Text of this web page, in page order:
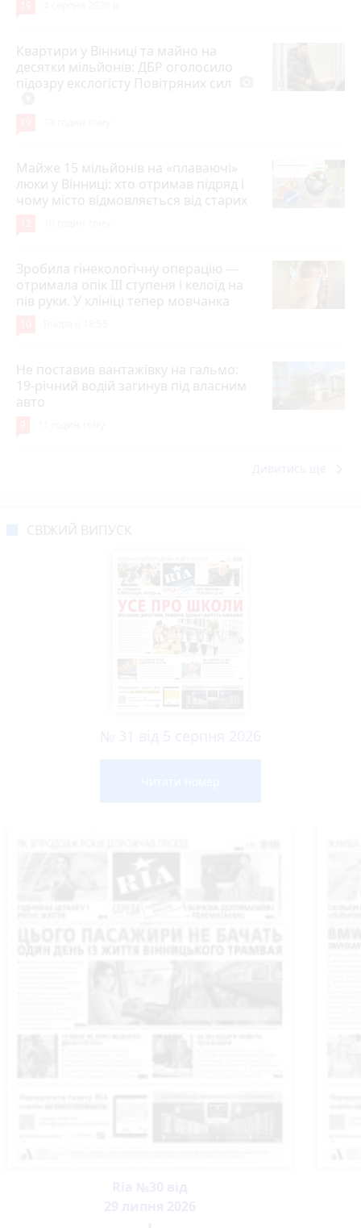
Квартири у Вінниці та майно на
десятки мільйонів: ДБР оголосило
підозру екслогісту Повітряних сил
Майже 15 мільйонів на «плаваючі»
люки у Вінниці: хто отримав підряд і
чому місто відмовляється від старих
Зробила гінекологічну операцію —
отримала опік ІІІ ступеня і келоїд на
пів руки. У клініці тепер мовчанка
Не поставив вантажівку на гальмо:
19-річний водій загинув під власним
авто